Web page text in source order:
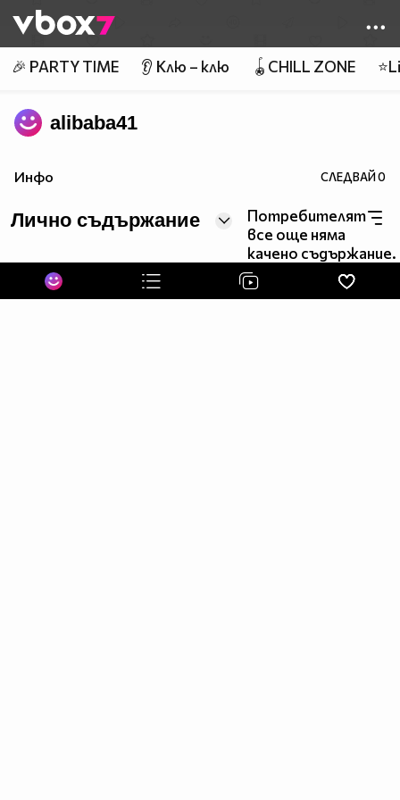
👾
🎉 PARTY TIME 👂 Клю – клю 🪀CHILL ZONE
alibaba41
Инфо СЛЕДВАЙ0
Лично съдържание
Потребителят
все още няма
качено съдържание.